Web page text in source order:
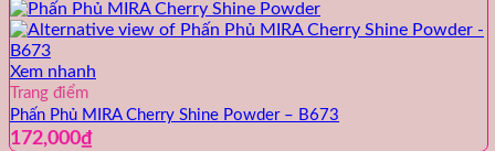
Xem nhanh
Trang điểm
Phấn Phủ MIRA Cherry Shine Powder – B673
172,000₫